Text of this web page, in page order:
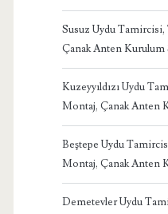
Susuz Uydu
Çanak Anten Kurulum
Kuzeyyıldızı Uydu
Montaj, Çanak Anten
Beştepe Uydu
Montaj, Çanak Anten
Demetevler Uydu